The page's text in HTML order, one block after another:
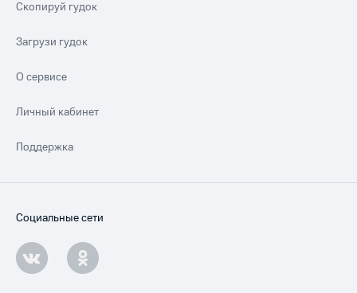
Скопируй гудок
Загрузи гудок
О сервисе
Личный кабинет
Поддержка
Социальные сети